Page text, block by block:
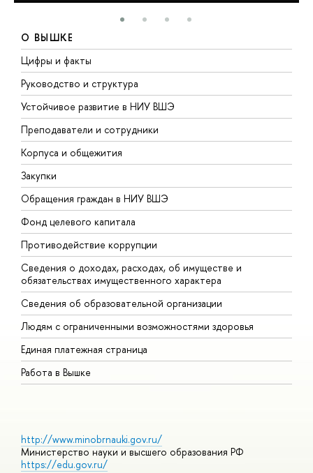
О ВЫШКЕ
Цифры и факты
Руководство и структура
Устойчивое развитие в НИУ ВШЭ
Преподаватели и сотрудники
Корпуса и общежития
Закупки
Обращения граждан в НИУ ВШЭ
Фонд целевого капитала
Противодействие коррупции
Сведения о доходах, расходах, об имуществе и
обязательствах имущественного характера
Сведения об образовательной организации
Людям с ограниченными возможностями здоровья
Единая платежная страница
Работа в Вышке
http://www.minobrnauki.gov.ru/
Министерство науки и высшего образования РФ
https://edu.gov.ru/